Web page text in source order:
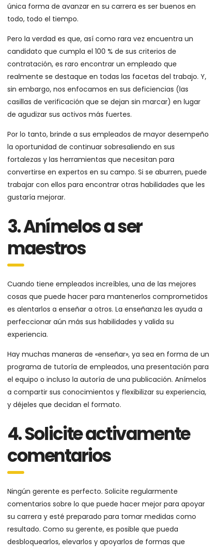
única forma de avanzar en su carrera es ser buenos en
todo, todo el tiempo.
Pero la verdad es que, así como rara vez encuentra un
candidato que cumpla el 100 % de sus criterios de
contratación, es raro encontrar un empleado que
realmente se destaque en todas las facetas del trabajo. Y,
sin embargo, nos enfocamos en sus deficiencias (las
casillas de verificación que se dejan sin marcar) en lugar
de agudizar sus activos más fuertes.
Por lo tanto, brinde a sus empleados de mayor desempeño
la oportunidad de continuar sobresaliendo en sus
fortalezas y las herramientas que necesitan para
convertirse en expertos en su campo. Si se aburren, puede
trabajar con ellos para encontrar otras habilidades que les
gustaría mejorar.
3. Anímelos a ser
maestros
Cuando tiene empleados increíbles, una de las mejores
cosas que puede hacer para mantenerlos comprometidos
es alentarlos a enseñar a otros. La enseñanza les ayuda a
perfeccionar aún más sus habilidades y valida su
experiencia.
Hay muchas maneras de «enseñar», ya sea en forma de un
programa de tutoría de empleados, una presentación para
el equipo o incluso la autoría de una publicación. Anímelos
a compartir sus conocimientos y flexibilizar su experiencia,
y déjeles que decidan el formato.
4. Solicite activamente
comentarios
Ningún gerente es perfecto. Solicite regularmente
comentarios sobre lo que puede hacer mejor para apoyar
su carrera y esté preparado para tomar medidas como
resultado. Como su gerente, es posible que pueda
desbloquearlos, elevarlos y apoyarlos de formas que